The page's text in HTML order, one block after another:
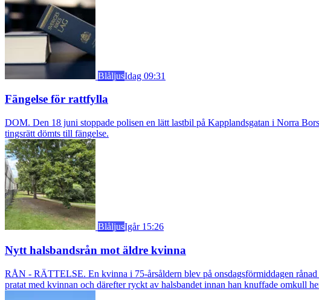
BlåljusIdag 09:31
Fängelse för rattfylla
DOM. Den 18 juni stoppade polisen en lätt lastbil på Kapplandsgatan i Norra
tingsrätt dömts till fängelse.
BlåljusIgår 15:26
Nytt halsbandsrån mot äldre kvinna
RÅN - RÄTTELSE. En kvinna i 75-årsåldern blev på onsdagsförmiddagen
pratat med kvinnan och därefter ryckt av halsbandet innan han knuffade omkull